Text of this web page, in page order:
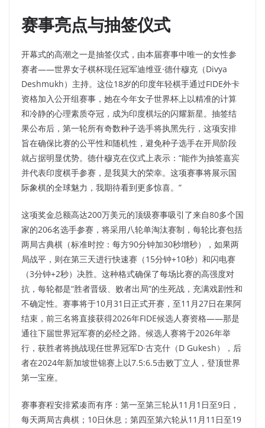
赛事亮点与抽签仪式
开幕式的高潮之一是抽签仪式，由本届赛事中唯一的女性参
赛者——世界女子棋杯现任冠军迪维亚·德什穆克（Divya
Deshmukh）主持。这位18岁的印度年轻棋手通过FIDE外卡
资格加入公开组赛事，她在今年女子世界杯上以精准的计算
和冷静的心理素质夺冠，成为印度棋坛的闪耀新星。抽签结
果公布后，第一轮所有奇数种子选手将执黑先行，这项安排
旨在确保比赛的公平性和随机性，避免种子选手在开局阶段
就占据明显优势。德什穆克在仪式上表示：“能作为抽签嘉宾
并代表印度棋手参赛，是我莫大的荣幸。这项赛事将展示国
际象棋的全球魅力，我期待看到更多惊喜。”​
这项奖金总额高达200万美元的顶级赛事吸引了来自80多个国
家的206名选手参赛，将采用八轮单淘汰赛制，每轮比赛包括
两局古典棋（标准时控：每方90分钟加30秒增秒），如果两
局战平，则在第三天进行快速赛（15分钟+10秒）和闪电赛
（3分钟+2秒）决胜。这种格式确保了每场比赛的高强度对
抗，每轮都是“胜者晋级、败者出局”的生死战，充满戏剧性和
不确定性。赛事将于10月31日正式开赛，至11月27日在果阿
结束，前三名将直接获得2026年FIDE候选人赛资格——那是
通往下届世界冠军赛的必经之路。候选人赛将于2026年举
行，获胜者将挑战现任世界冠军D·古克什（D Gukesh），后
者在2024年新加坡世锦赛上以7.5:6.5击败丁立人，登顶世界
第一宝座。​
赛事赛程安排紧凑而有序：第一至第三轮从11月1日至9日，
每天两局古典棋；10日休息；第四至第六轮从11月11日至19